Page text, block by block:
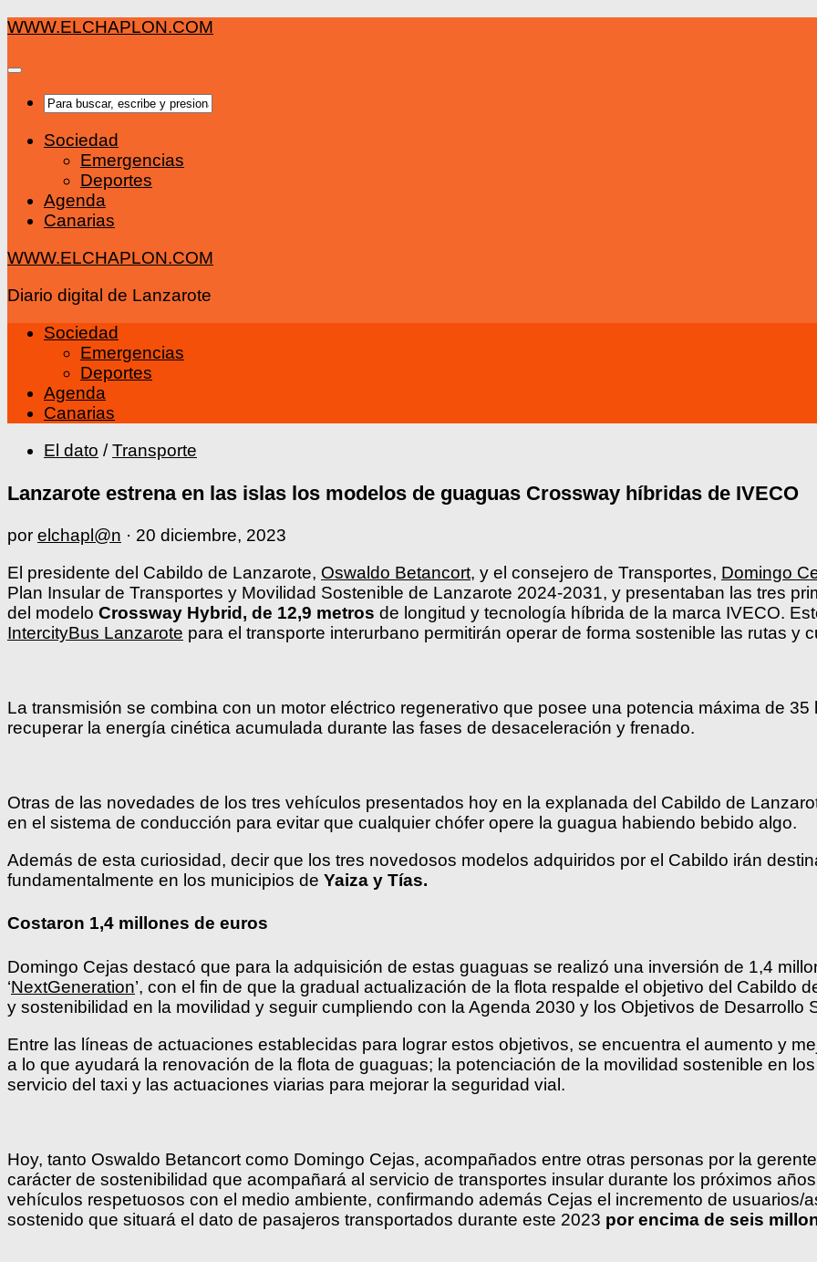
Saltar
contenido
WWW.ELCHAPLON.COM
Sociedad
Emergencias
Deportes
Agenda
Canarias
WWW.ELCHAPLON.COM
Diario digital de Lanzarote
Sociedad
Emergencias
Deportes
Agenda
Canarias
El dato / Transporte
Lanzarote estrena en las islas los modelos de guaguas Crossway híbridas de IVECO
por elchapl@n · 20 diciembre, 2023
El presidente del Cabildo de Lanzarote, Oswaldo Betancort, y el consejero de Transportes, Domingo
Plan Insular de Transportes y Movilidad Sostenible de Lanzarote 2024-2031, y presentaban las tres
del modelo Crossway Hybrid, de 12,9 metros de longitud y tecnología híbrida de la marca IVECO.
IntercityBus Lanzarote para el transporte interurbano permitirán operar de forma sostenible las rutas y
La transmisión se combina con un motor eléctrico regenerativo que posee una potencia máxima de
recuperar la energía cinética acumulada durante las fases de desaceleración y frenado.
Otras de las novedades de los tres vehículos presentados hoy en la explanada del Cabildo de
en el sistema de conducción para evitar que cualquier chófer opere la guagua habiendo bebido algo.
Además de esta curiosidad, decir que los tres novedosos modelos adquiridos por el Cabildo irán
fundamentalmente en los municipios de Yaiza y Tías.
Costaron 1,4 millones de euros
Domingo Cejas destacó que para la adquisición de estas guaguas se realizó una inversión de 1,4
‘NextGeneration’, con el fin de que la gradual actualización de la flota respalde el objetivo del Cabildo
y sostenibilidad en la movilidad y seguir cumpliendo con la Agenda 2030 y los Objetivos de Desarrollo
Entre las líneas de actuaciones establecidas para lograr estos objetivos, se encuentra el aumento y
a lo que ayudará la renovación de la flota de guaguas; la potenciación de la movilidad sostenible en
servicio del taxi y las actuaciones viarias para mejorar la seguridad vial.
Hoy, tanto Oswaldo Betancort como Domingo Cejas, acompañados entre otras personas por la
carácter de sostenibilidad que acompañará al servicio de transportes insular durante los próximos
vehículos respetuosos con el medio ambiente, confirmando además Cejas el incremento de usuarios/
sostenido que situará el dato de pasajeros transportados durante este 2023 por encima de seis